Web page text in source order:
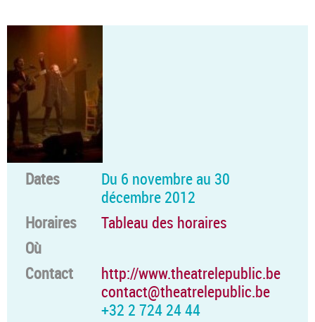
Dates
Du 6 novembre au 30
décembre 2012
Horaires
Tableau des horaires
Où
Contact
http://www.theatrelepublic.be
contact@theatrelepublic.be
+32 2 724 24 44